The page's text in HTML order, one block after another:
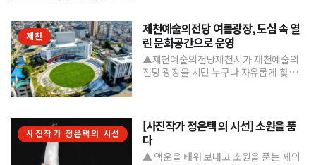
제천
제천예술의전당 여름광장, 도심 속 열
린 문화공간으로 운영
▲제천예술의전당제천시가 제천예술의
전당 광장을 시민 누구나 자유롭게 찾고
사진작가 정은택의 시선
[사진작가 정은택 의 시선] 소원을 품
다
▲ 액운을 태워 보내고 소원을 품는 제의